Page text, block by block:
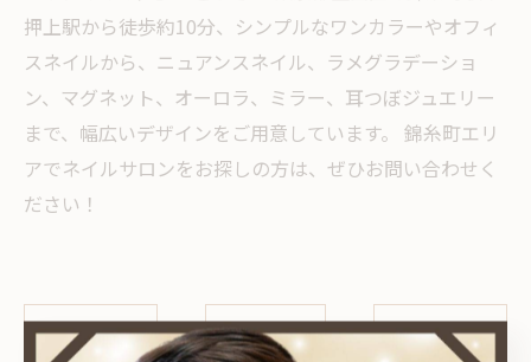
押上駅から徒歩約10分、シンプルなワンカラーやオフィ
スネイルから、ニュアンスネイル、ラメグラデーショ
ン、マグネット、オーロラ、ミラー、耳つぼジュエリー
まで、幅広いデザインをご用意しています。 錦糸町エリ
アでネイルサロンをお探しの方は、ぜひお問い合わせく
ださい！
< 前のページ 一覧に戻る 次のページ >